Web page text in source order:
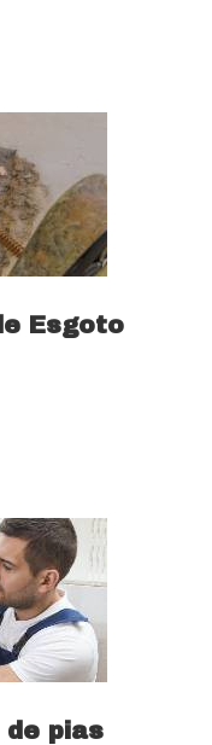
Esgoto
de pias